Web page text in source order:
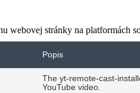
stránky na platformách
Popis
The yt-remote-cast-
YouTube video.